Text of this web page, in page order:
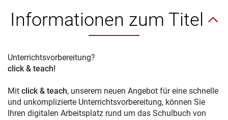
Informationen zum Titel
Unterrichtsvorbereitung?
click & teach!
Mit click & teach, unserem neuen Angebot für eine schnelle
und unkomplizierte Unterrichtsvorbereitung, können Sie
Ihren digitalen Arbeitsplatz rund um das Schulbuch von